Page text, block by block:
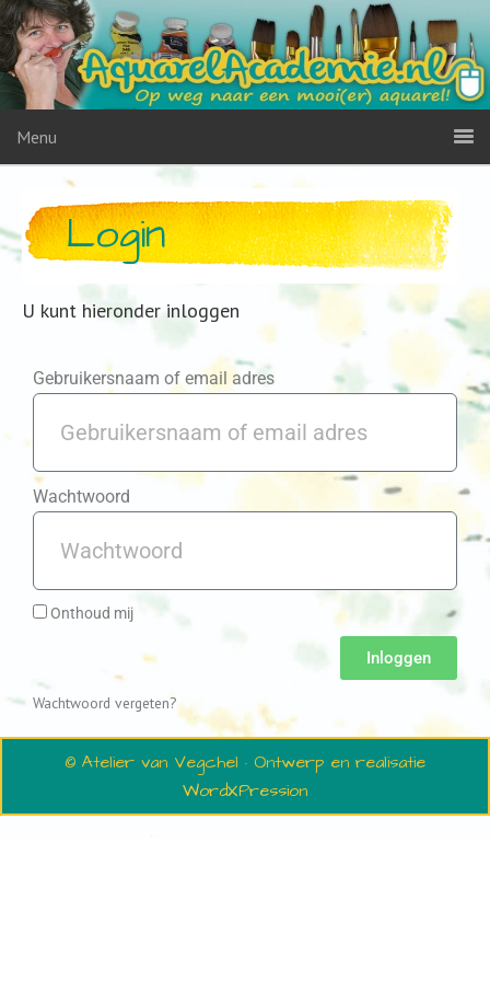
Menu
Login
U kunt hieronder inloggen
Gebruikersnaam of email adres
Wachtwoord
Onthoud mij
Inloggen
Wachtwoord vergeten?
© Atelier van Vegchel · Ontwerp en realisatie
WordXPression